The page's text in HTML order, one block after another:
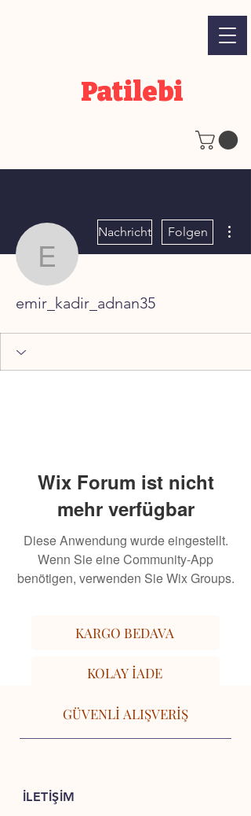
Patilebi
Nachricht Folgen
emir_kadir_adnan35
Wix Forum ist nicht
mehr verfügbar
Diese Anwendung wurde eingestellt.
Wenn Sie eine Community-App
benötigen, verwenden Sie Wix Groups.
KARGO BEDAVA
KOLAY İADE
GÜVENLİ ALIŞVERİŞ
İLETİŞİM